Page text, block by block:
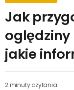
Jak
oględziny
jakie
2 minuty czytania